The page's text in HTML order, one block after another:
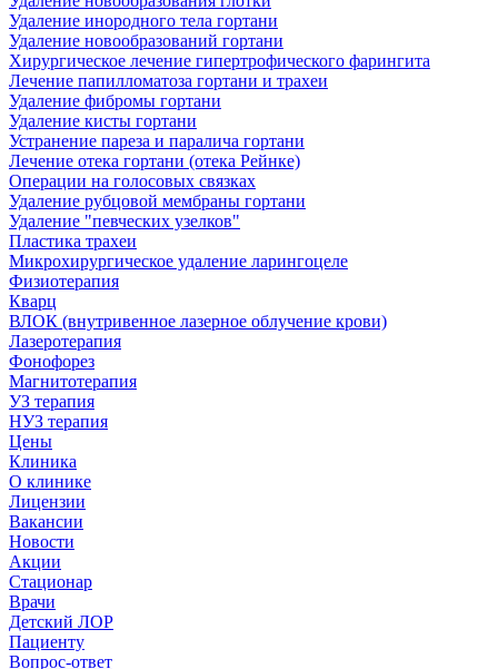
Удаление инородного тела гортани
Удаление новообразований гортани
Хирургическое лечение гипертрофического фарингита
Лечение папилломатоза гортани и трахеи
Удаление фибромы гортани
Удаление кисты гортани
Устранение пареза и паралича гортани
Лечение отека гортани (отека Рейнке)
Операции на голосовых связках
Удаление рубцовой мембраны гортани
Удаление "певческих узелков"
Пластика трахеи
Микрохирургическое удаление ларингоцеле
Физиотерапия
Кварц
ВЛОК (внутривенное лазерное облучение крови)
Лазеротерапия
Фонофорез
Магнитотерапия
УЗ терапия
НУЗ терапия
Цены
Клиника
О клинике
Лицензии
Вакансии
Новости
Акции
Стационар
Врачи
Детский ЛОР
Пациенту
Вопрос-ответ